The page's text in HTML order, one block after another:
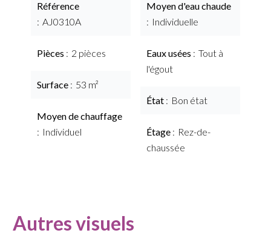
Référence
AJ0310A
Pièces 2 pièces
Surface 53 m²
Moyen de chauffage
Individuel
Moyen d'eau chaude
Individuelle
Eaux usées
Tout à
l'égout
État Bon état
Étage
Rez-de-
chaussée
Autres visuels